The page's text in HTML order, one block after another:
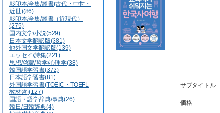
影印本/全集/叢書(古代・中世・
近世)(86)
影印本/全集/叢書（近現代）
(275)
国内文学/小説(529)
日本文学翻訳版(381)
他外国文学翻訳版(139)
エッセイ/詩集(221)
思想/啓蒙/哲学/心理学(38)
韓国語学習書(372)
日本語学習書(81)
外国語学習書(TOEIC・TOEFL
教材含)(127)
国語・語学辞典/事典(26)
韓日/日韓辞典(4)
サブタイトル
価格